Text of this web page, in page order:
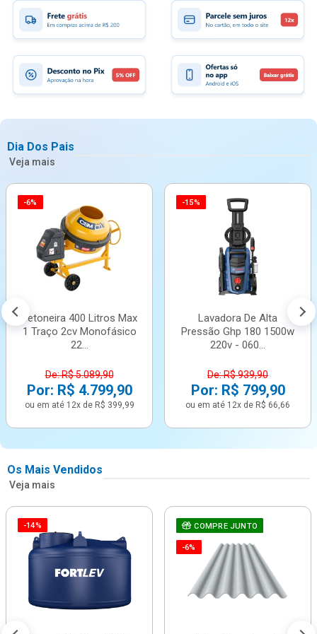
Dia Dos Pais
Veja mais
-6%
Betoneira 400 Litros Max
1 Traço 2cv Monofásico
22...
De: R$ 5.089,90
Por: R$ 4.799,90
ou em até 12x de R$ 399,99
-15%
Lavadora De Alta
Pressão Ghp 180 1500w
220v - 060...
De: R$ 939,90
Por: R$ 799,90
ou em até 12x de R$ 66,66
Os Mais Vendidos
Veja mais
-14% COMPRE JUNTO
-6%